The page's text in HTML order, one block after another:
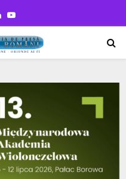
LinkedinYoutube